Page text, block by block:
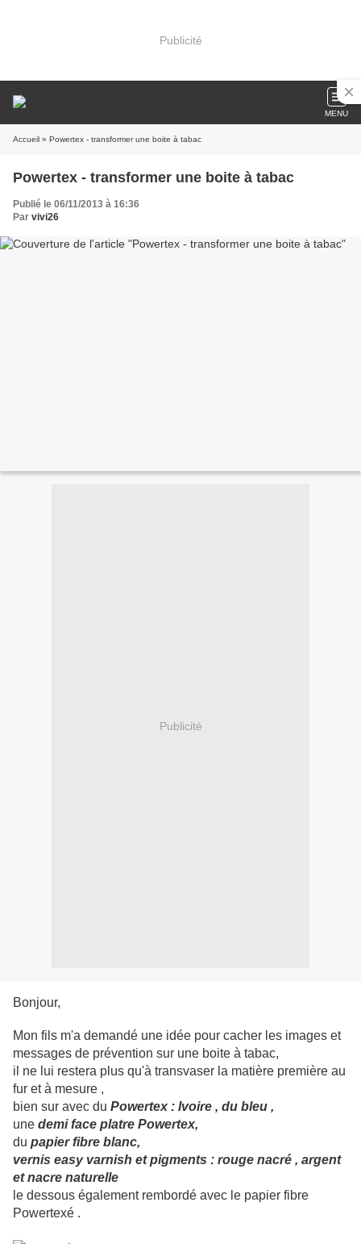
Publicité
MENU
Accueil » Powertex - transformer une boite à tabac
Powertex - transformer une boite à tabac
Publié le 06/11/2013 à 16:36
Par vivi26
Publicité
Bonjour,
Mon fils m'a demandé une idée pour cacher les images et
messages de prévention sur une boite à tabac,
il ne lui restera plus qu'à transvaser la matière première au
fur et à mesure ,
bien sur avec du Powertex : Ivoire , du bleu ,
une demi face platre Powertex,
du papier fibre blanc,
vernis easy varnish et pigments : rouge nacré , argent
et nacre naturelle
le dessous également rembordé avec le papier fibre
Powertexé .